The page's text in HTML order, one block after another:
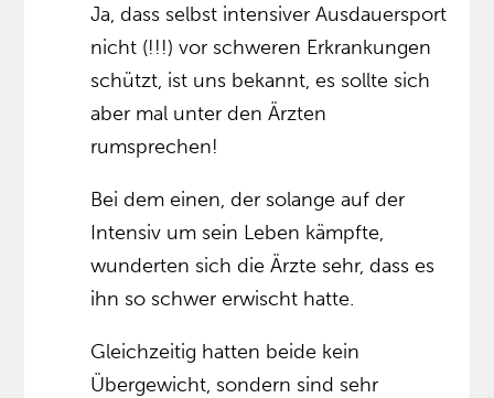
Ja, dass selbst intensiver Ausdauersport
nicht (!!!) vor schweren Erkrankungen
schützt, ist uns bekannt, es sollte sich
aber mal unter den Ärzten
rumsprechen!
Bei dem einen, der solange auf der
Intensiv um sein Leben kämpfte,
wunderten sich die Ärzte sehr, dass es
ihn so schwer erwischt hatte.
Gleichzeitig hatten beide kein
Übergewicht, sondern sind sehr